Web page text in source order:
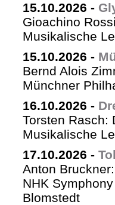
15.10.2026 -
Gioachino
Musikalische
15.10.2026 -
Bernd Alois
Münchner
16.10.2026 -
Torsten Rasch:
Musikalische
17.10.2026 -
Anton
NHK
Blomstedt